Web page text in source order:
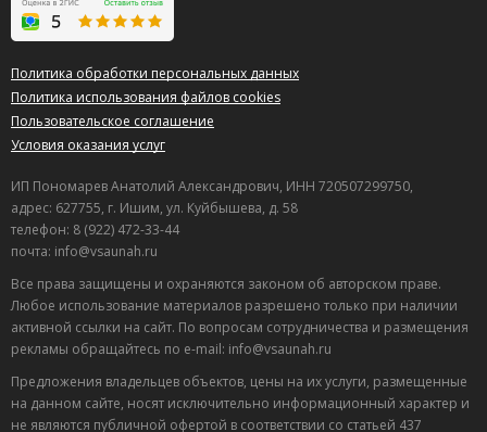
Политика обработки персональных данных
Политика использования файлов cookies
Пользовательское соглашение
Условия оказания услуг
ИП Пономарев Анатолий Александрович, ИНН 720507299750,
адрес: 627755, г. Ишим, ул. Куйбышева, д. 58
телефон: 8 (922) 472-33-44
почта: info@vsaunah.ru
Все права защищены и охраняются законом об авторском праве.
Любое использование материалов разрешено только при наличии
активной ссылки на сайт. По вопросам сотрудничества и размещения
рекламы обращайтесь по e-mail: info@vsaunah.ru
Предложения владельцев объектов, цены на их услуги, размещенные
на данном сайте, носят исключительно информационный характер и
не являются публичной офертой в соответствии со статьей 437